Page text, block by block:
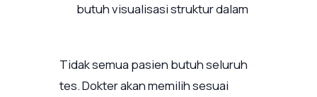
butuh visualisasi struktur dalam
Tidak semua pasien butuh seluruh
tes. Dokter akan memilih sesuai